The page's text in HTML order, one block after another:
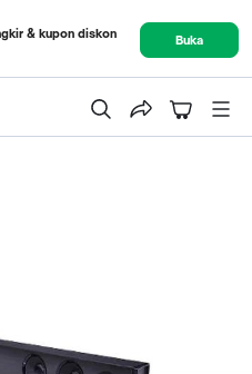
& kupon diskon
Buka